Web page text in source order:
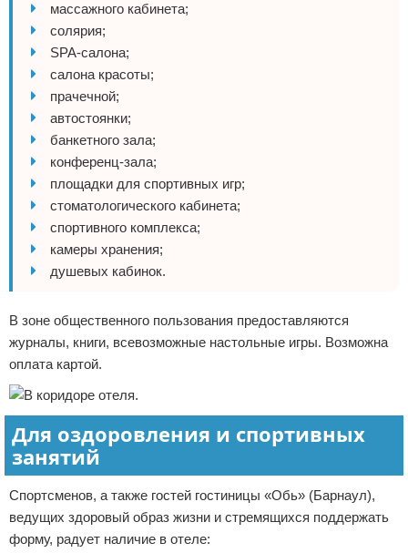
массажного кабинета;
солярия;
SPA-салона;
салона красоты;
прачечной;
автостоянки;
банкетного зала;
конференц-зала;
площадки для спортивных игр;
стоматологического кабинета;
спортивного комплекса;
камеры хранения;
душевых кабинок.
В зоне общественного пользования предоставляются
журналы, книги, всевозможные настольные игры. Возможна
оплата картой.
Для оздоровления и спортивных
занятий
Спортсменов, а также гостей гостиницы «Обь» (Барнаул),
ведущих здоровый образ жизни и стремящихся поддержать
форму, радует наличие в отеле: